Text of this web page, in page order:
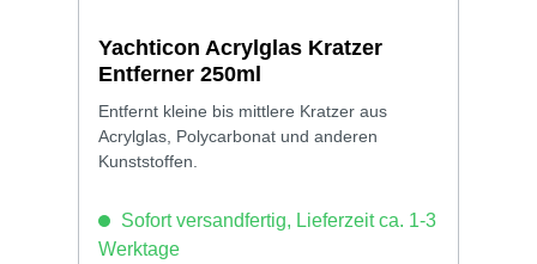
Yachticon Acrylglas Kratzer
Entferner 250ml
Entfernt kleine bis mittlere Kratzer aus
Acrylglas, Polycarbonat und anderen
Kunststoffen.
Sofort versandfertig, Lieferzeit ca. 1-3
Werktage